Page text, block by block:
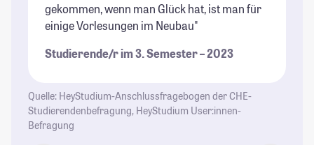
gekommen, wenn man Glück hat, ist man für
einige Vorlesungen im Neubau"
Studierende/r im 3. Semester – 2023
Quelle: HeyStudium-Anschlussfragebogen der CHE-
Studierendenbefragung, HeyStudium User:innen-
Befragung